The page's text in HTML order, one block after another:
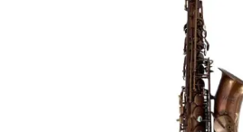
Pickup-uri, platane & accesorii